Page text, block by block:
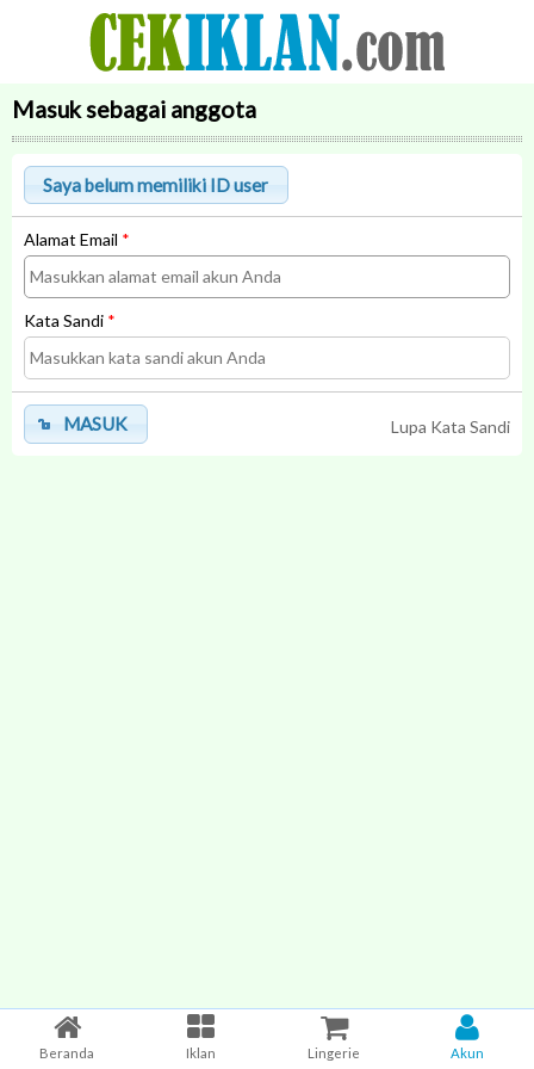
Masuk sebagai anggota
Alamat Email *
Kata Sandi *
Lupa Kata Sandi
MASUK
Beranda Iklan Lingerie Akun